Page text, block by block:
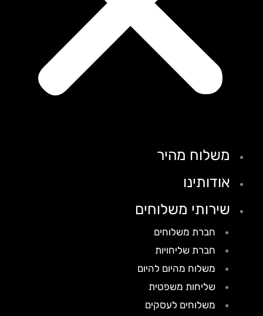
משלוח מהיר
אודותינו
שירותי משלוחים
חברת משלוחים
חברת שליחויות
משלוח מהיום להיום
שליחות משפטית
משלוחים לעסקים